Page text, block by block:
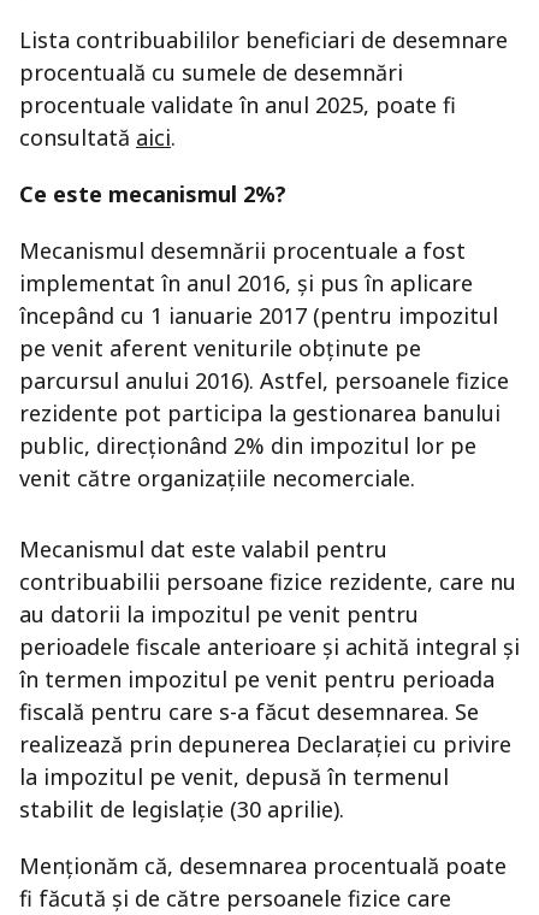
Lista contribuabililor beneficiari de desemnare
procentuală cu sumele de desemnări
procentuale validate în anul 2025, poate fi
consultată aici.
Ce este mecanismul 2%?
Mecanismul desemnării procentuale a fost
implementat în anul 2016, și pus în aplicare
începând cu 1 ianuarie 2017 (pentru impozitul
pe venit aferent veniturile obținute pe
parcursul anului 2016). Astfel, persoanele fizice
rezidente pot participa la gestionarea banului
public, direcționând 2% din impozitul lor pe
venit către organizațiile necomerciale.
Mecanismul dat este valabil pentru
contribuabilii persoane fizice rezidente, care nu
au datorii la impozitul pe venit pentru
perioadele fiscale anterioare şi achită integral şi
în termen impozitul pe venit pentru perioada
fiscală pentru care s-a făcut desemnarea. Se
realizează prin depunerea Declarației cu privire
la impozitul pe venit, depusă în termenul
stabilit de legislație (30 aprilie).
Menționăm că, desemnarea procentuală poate
fi făcută și de către persoanele fizice care